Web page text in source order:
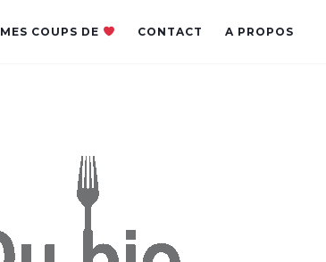
MES COUPS DE CONTACT A PROPOS